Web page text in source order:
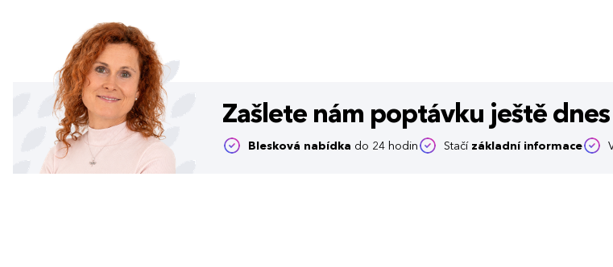
Zašlete nám poptávku ještě dnes
Blesková nabídka do 24 hodin Stačí základní informace